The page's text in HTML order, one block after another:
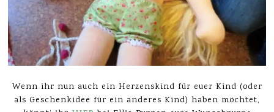
Wenn ihr nun auch ein Herzenskind für euer Kind (oder
als Geschenkidee für ein anderes Kind) haben möchtet,